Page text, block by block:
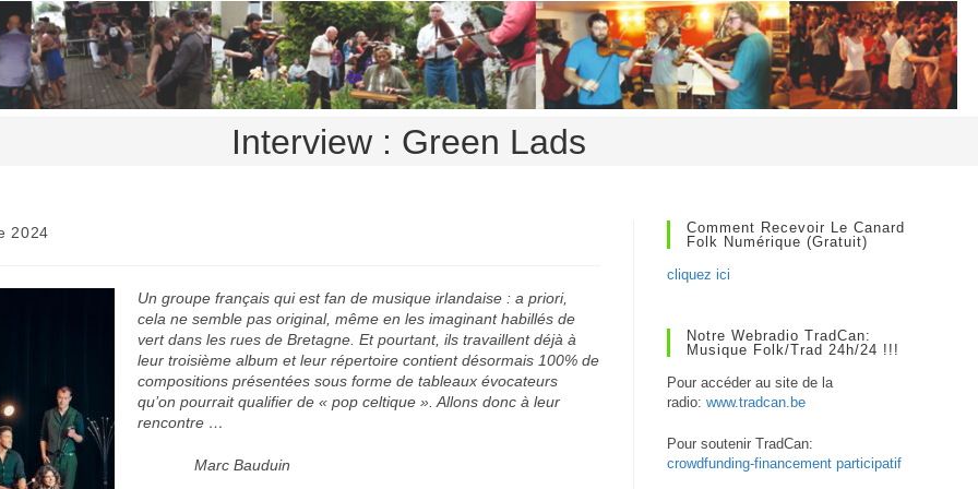
Interview : Green Lads
2024
Un groupe français qui est fan de musique irlandaise : a priori,
cela ne semble pas original, même en les imaginant habillés de
vert dans les rues de Bretagne. Et pourtant, ils travaillent déjà à
leur troisième album et leur répertoire contient désormais 100% de
compositions présentées sous forme de tableaux évocateurs
qu’on pourrait qualifier de « pop celtique ». Allons donc à leur
rencontre …
Marc Bauduin
Comment Recevoir Le Canard
Folk Numérique (gratuit)
cliquez ici
Notre Webradio TradCan:
Musique Folk/Trad 24h/24 !!!
Pour accéder au site de la
radio:www.tradcan.be
Pour soutenir TradCan:
crowdfunding-financement participatif